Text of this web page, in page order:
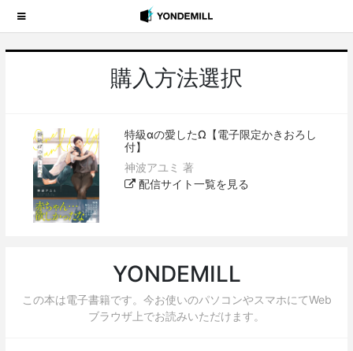
購入方法選択
特級αの愛したΩ【電子限定かきおろし
付】
神波アユミ 著
配信サイト一覧を見る
YONDEMILL
この本は電子書籍です。今お使いのパソコンやスマホにてWeb
ブラウザ上でお読みいただけます。